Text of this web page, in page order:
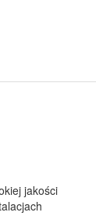
jakości